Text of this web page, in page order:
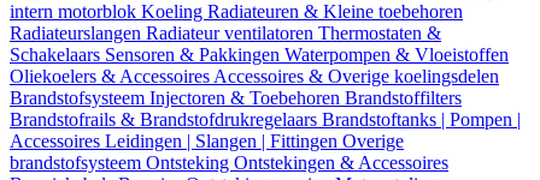
intern motorblok Koeling Radiateuren & Kleine toebehoren
Radiateurslangen Radiateur ventilatoren Thermostaten &
Schakelaars Sensoren & Pakkingen Waterpompen & Vloeistoffen
Oliekoelers & Accessoires Accessoires & Overige koelingsdelen
Brandstofsysteem Injectoren & Toebehoren Brandstoffilters
Brandstofrails & Brandstofdrukregelaars Brandstoftanks | Pompen |
Accessoires Leidingen | Slangen | Fittingen Overige
brandstofsysteem Ontsteking Ontstekingen & Accessoires